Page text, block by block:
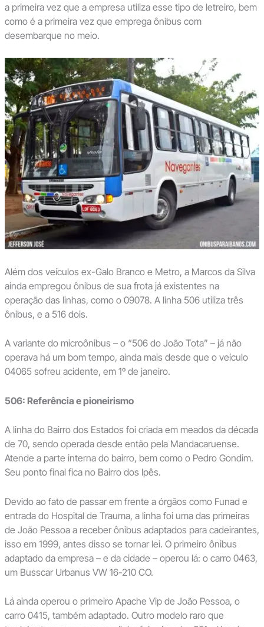
a primeira vez que a empresa utiliza esse tipo de letreiro, bem
como é a primeira vez que emprega ônibus com
desembarque no meio.
Além dos veículos ex-Galo Branco e Metro, a Marcos da Silva
ainda empregou ônibus de sua frota já existentes na
operação das linhas, como o 09078. A linha 506 utiliza três
ônibus, e a 516 dois.
A variante do microônibus – o “506 do João Tota” – já não
operava há um bom tempo, ainda mais desde que o veículo
04065 sofreu acidente, em 1º de janeiro.
506: Referência e pioneirismo
A linha do Bairro dos Estados foi criada em meados da década
de 70, sendo operada desde então pela Mandacaruense.
Atende a parte interna do bairro, bem como o Pedro Gondim.
Seu ponto final fica no Bairro dos Ipês.
Devido ao fato de passar em frente a órgãos como Funad e
entrada do Hospital de Trauma, a linha foi uma das primeiras
de João Pessoa a receber ônibus adaptados para cadeirantes,
isso em 1999, antes disso se tornar lei. O primeiro ônibus
adaptado da empresa – e da cidade – operou lá: o carro 0463,
um Busscar Urbanus VW 16-210 CO.
Lá ainda operou o primeiro Apache Vip de João Pessoa, o
carro 0415, também adaptado. Outro modelo raro que